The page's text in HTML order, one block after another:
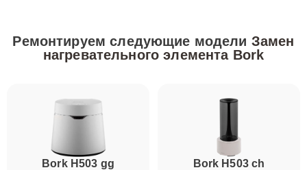
Ремонтируем следующие модели Замен
нагревательного элемента Bork
Bork H503 gg Bork H503 ch